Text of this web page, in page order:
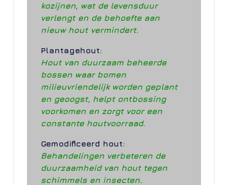
kozijnen, wat de levensduur
verlengt en de behoefte aan
nieuw hout vermindert.
Plantagehout:
Hout van duurzaam beheerde
bossen waar bomen
milieuvriendelijk worden geplant
en geoogst, helpt ontbossing
voorkomen en zorgt voor een
constante houtvoorraad.
Gemodificeerd hout:
Behandelingen verbeteren de
duurzaamheid van hout tegen
schimmels en insecten.